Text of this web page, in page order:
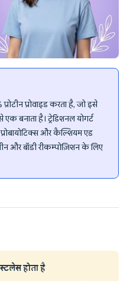
प्रोवाइड करता है, जो इसे
बनाता है। ट्रेडिशनल योगर्ट
और कैल्शियम एड
और बॉडी रीकम्पोज़िशन के लिए
होता है